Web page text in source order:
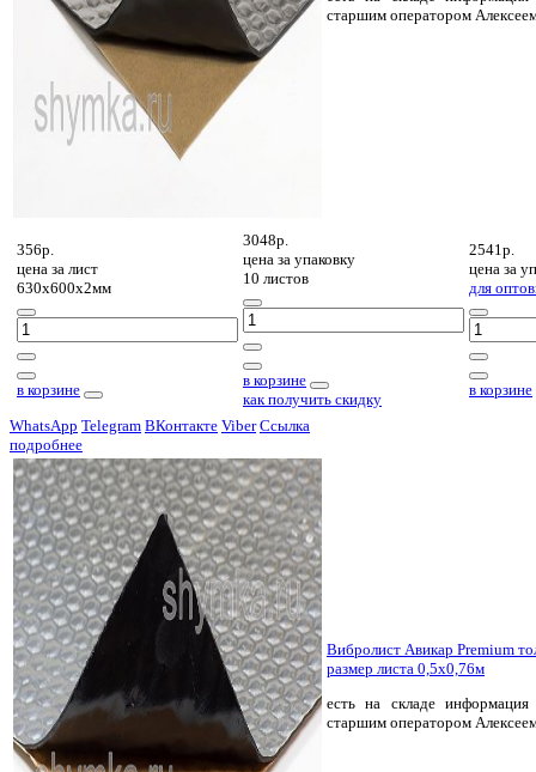
старшим оператором
356р.
цена за лист
630х600х2мм
в корзине
3048р.
цена за упаковку
10 листов
в корзине
как получить скидку
2541р.
цена за
для
в корзине
WhatsApp Telegram ВКонтакте Viber Ссылка
подробнее
Вибролист Авикар Premium
размер листа 0,5х0,76м
есть на складе информация
старшим оператором